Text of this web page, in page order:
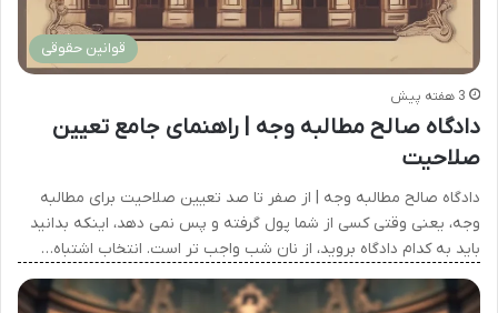
قوانین حقوقی
3 هفته پیش
دادگاه صالح مطالبه وجه | راهنمای جامع تعیین
صلاحیت
دادگاه صالح مطالبه وجه | از صفر تا صد تعیین صلاحیت برای مطالبه
وجه، یعنی وقتی کسی از شما پول گرفته و پس نمی دهد، اینکه بدانید
باید به کدام دادگاه بروید، از نان شب واجب تر است. انتخاب اشتباه…